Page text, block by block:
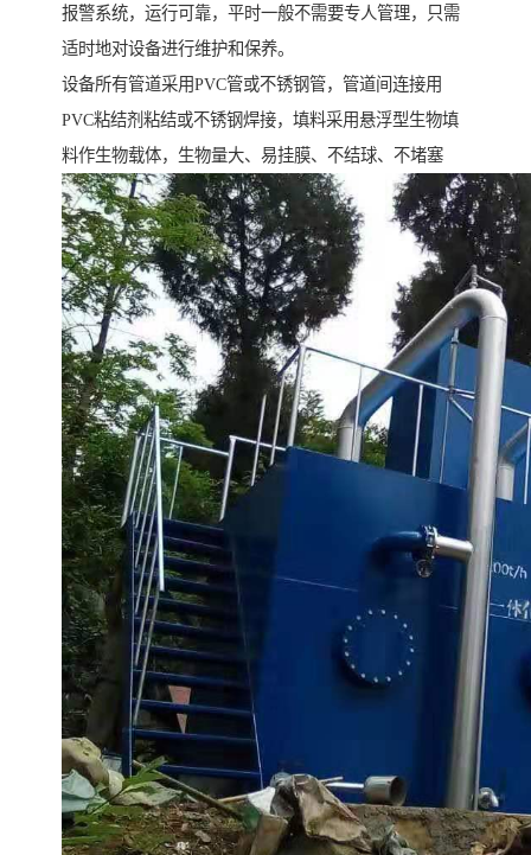
报警系统，运行可靠，平时一般不需要专人管理，只需
适时地对设备进行维护和保养。
设备所有管道采用PVC管或不锈钢管，管道间连接用
PVC粘结剂粘结或不锈钢焊接，填料采用悬浮型生物填
料作生物载体，生物量大、易挂膜、不结球、不堵塞